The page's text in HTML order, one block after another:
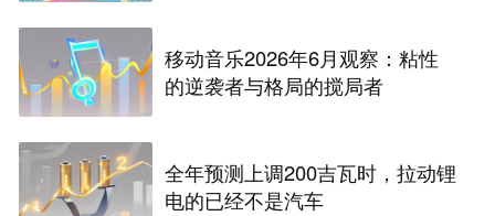
移动音乐2026年6月观察：粘性
的逆袭者与格局的搅局者
全年预测上调200吉瓦时，拉动锂
电的已经不是汽车